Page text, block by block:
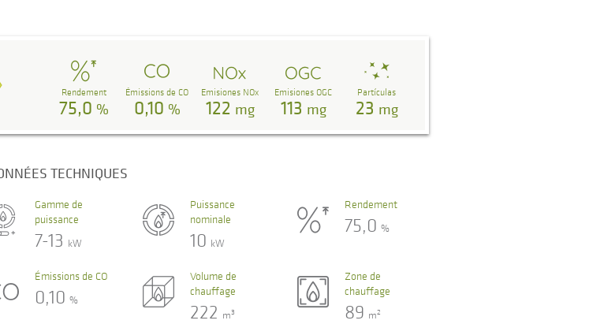
Rendement
75,0 %
Émissions de CO
0,10 %
Emisiones NOx
122 mg
Emisiones OGC
113 mg
Partículas
23 mg
TECHNIQUES
Gamme de
puissance
7-13 kW
Puissance
nominale
10 kW
Rendement
75,0%
Émissions de CO
0,10 %
Volume de
chauffage
222 m3
Zone de
chauffage
89 m2